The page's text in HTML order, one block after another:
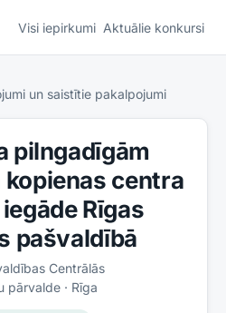
Visi iepirkumi Aktuālie konkursi
un saistītie pakalpojumi
pilngadīgām
centra
Rīgas
pašvaldībā
Centrālās
pārvalde · Rīga